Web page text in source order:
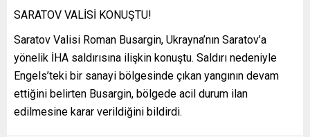
SARATOV VALİSİ KONUŞTU!
Saratov Valisi Roman Busargin, Ukrayna’nın Saratov’a
yönelik İHA saldırısına ilişkin konuştu. Saldırı nedeniyle
Engels’teki bir sanayi bölgesinde çıkan yangının devam
ettiğini belirten Busargin, bölgede acil durum ilan
edilmesine karar verildiğini bildirdi.